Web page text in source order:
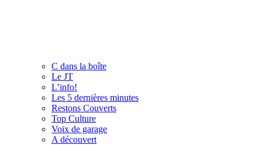
C dans la boîte
Le JT
L’info!
Les 5 dernières minutes
Restons Couverts
Top Culture
Voix de garage
A découvert